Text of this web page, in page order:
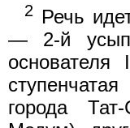
2 Речь
— 2-й
города